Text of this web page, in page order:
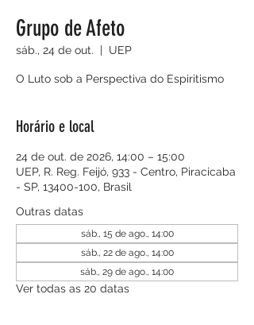
Grupo de Afeto
sáb., 24 de out.
  |
UEP
O Luto sob a Perspectiva do Espiritismo
Horário e local
24 de out. de 2026, 14:00 – 15:00
UEP, R. Reg. Feijó, 933 - Centro, Piracicaba
- SP, 13400-100, Brasil
Outras datas
sáb., 15 de ago., 14:00
sáb., 22 de ago., 14:00
sáb., 29 de ago., 14:00
Ver todas as 20 datas